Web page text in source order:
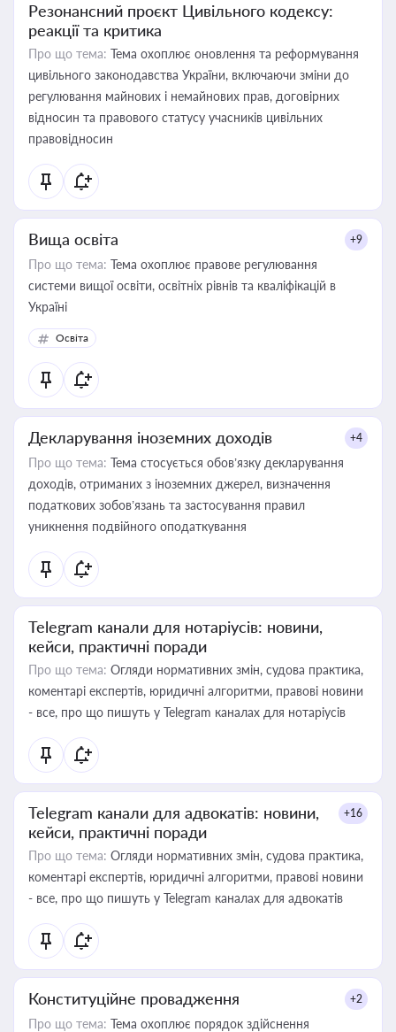
Резонансний проєкт Цивільного кодексу:
реакції та критика
Про що тема: Тема охоплює оновлення та реформування
цивільного законодавства України, включаючи зміни до
регулювання майнових і немайнових прав, договірних
відносин та правового статусу учасників цивільних
правовідносин
Вища освіта +9
Про що тема: Тема охоплює правове регулювання
системи вищої освіти, освітніх рівнів та кваліфікацій в
Україні
Освіта
Декларування іноземних доходів +4
Про що тема: Тема стосується обов’язку декларування
доходів, отриманих з іноземних джерел, визначення
податкових зобов’язань та застосування правил
уникнення подвійного оподаткування
Telegram канали для нотаріусів: новини,
кейси, практичні поради
Про що тема: Огляди нормативних змін, судова практика,
коментарі експертів, юридичні алгоритми, правові новини
- все, про що пишуть у Telegram каналах для нотаріусів
Telegram канали для адвокатів: новини,
кейси, практичні поради
+16
Про що тема: Огляди нормативних змін, судова практика,
коментарі експертів, юридичні алгоритми, правові новини
- все, про що пишуть у Telegram каналах для адвокатів
Конституційне провадження +2
Про що тема: Тема охоплює порядок здійснення